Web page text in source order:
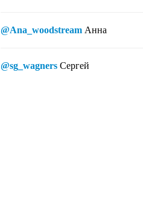
@Ana_woodstream Анна
@sg_wagners Сергей